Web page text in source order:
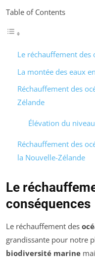
Table of Contents
Le réchauffement des
La montée des eaux
Réchauffement des
Zélande
Élévation du
Réchauffement des
la Nouvelle-Zélande
Le
conséquences
Le réchauffement des
grandissante pour notre
biodiversité marine